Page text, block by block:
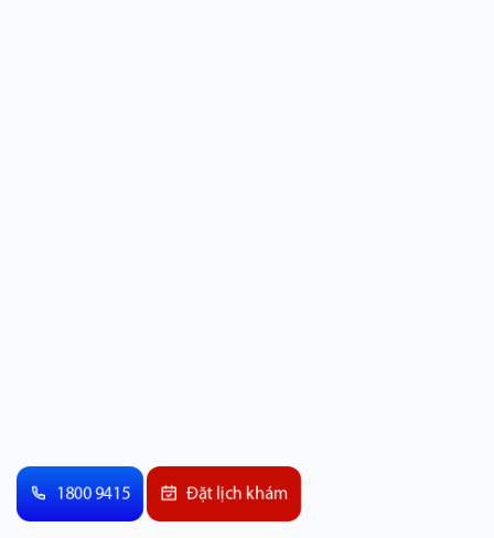
1800 9415 Đặt lịch khám